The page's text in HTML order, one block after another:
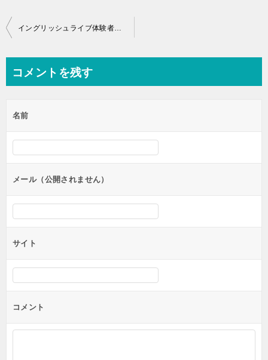
投
ビ
ー
シ
ン
イングリッシュライブ体験者の口コミで判明！オンリーワンなメリット9つ
コメントを残す
名前
メール（公開されません）
サイト
コメント